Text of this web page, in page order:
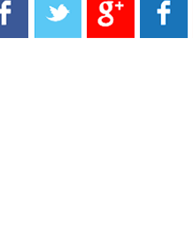
13:40
- 2021/08/15
يوفيتش يعرض خدماته على الإنتير